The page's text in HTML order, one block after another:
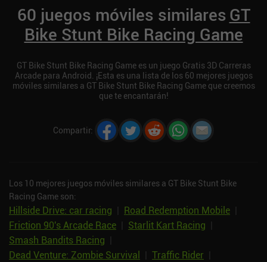
60 juegos móviles similaresGT
Bike Stunt Bike Racing Game
GT Bike Stunt Bike Racing Game es un juego Gratis 3D Carreras
Arcade para Android. ¡Esta es una lista de los 60 mejores juegos
móviles similares a GT Bike Stunt Bike Racing Game que creemos
que te encantarán!
Compartir:
Los 10 mejores juegos móviles similares a GT Bike Stunt Bike
Racing Game son:
Hillside Drive: car racing Road Redemption Mobile
Friction 90's Arcade Race
Starlit Kart Racing
Smash Bandits Racing
Dead Venture: Zombie Survival
Traffic Rider